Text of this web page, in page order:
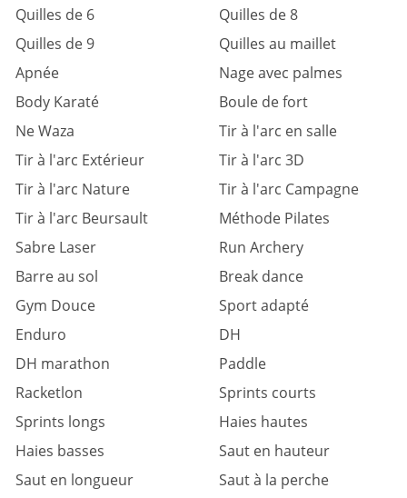
Quilles de 6
Quilles de 8
Quilles de 9
Quilles au maillet
Apnée
Nage avec palmes
Body Karaté
Boule de fort
Ne Waza
Tir à l'arc en salle
Tir à l'arc Extérieur
Tir à l'arc 3D
Tir à l'arc Nature
Tir à l'arc Campagne
Tir à l'arc Beursault
Méthode Pilates
Sabre Laser
Run Archery
Barre au sol
Break dance
Gym Douce
Sport adapté
Enduro
DH
DH marathon
Paddle
Racketlon
Sprints courts
Sprints longs
Haies hautes
Haies basses
Saut en hauteur
Saut en longueur
Saut à la perche